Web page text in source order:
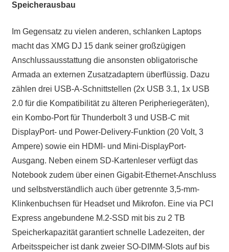
Speicherausbau
Im Gegensatz zu vielen anderen, schlanken Laptops
macht das XMG DJ 15 dank seiner großzügigen
Anschlussausstattung die ansonsten obligatorische
Armada an externen Zusatzadaptern überflüssig. Dazu
zählen drei USB-A-Schnittstellen (2x USB 3.1, 1x USB
2.0 für die Kompatibilität zu älteren Peripheriegeräten),
ein Kombo-Port für Thunderbolt 3 und USB-C mit
DisplayPort- und Power-Delivery-Funktion (20 Volt, 3
Ampere) sowie ein HDMI- und Mini-DisplayPort-
Ausgang. Neben einem SD-Kartenleser verfügt das
Notebook zudem über einen Gigabit-Ethernet-Anschluss
und selbstverständlich auch über getrennte 3,5-mm-
Klinkenbuchsen für Headset und Mikrofon. Eine via PCI
Express angebundene M.2-SSD mit bis zu 2 TB
Speicherkapazität garantiert schnelle Ladezeiten, der
Arbeitsspeicher ist dank zweier SO-DIMM-Slots auf bis